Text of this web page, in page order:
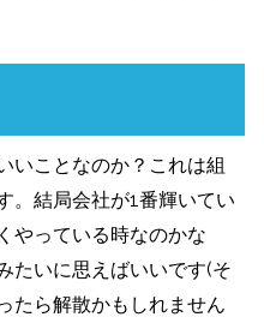
いことなのか？これは組
。結局会社が1番輝いてい
やっている時なのかな
たいに思えばいいです(そ
たら解散かもしれません